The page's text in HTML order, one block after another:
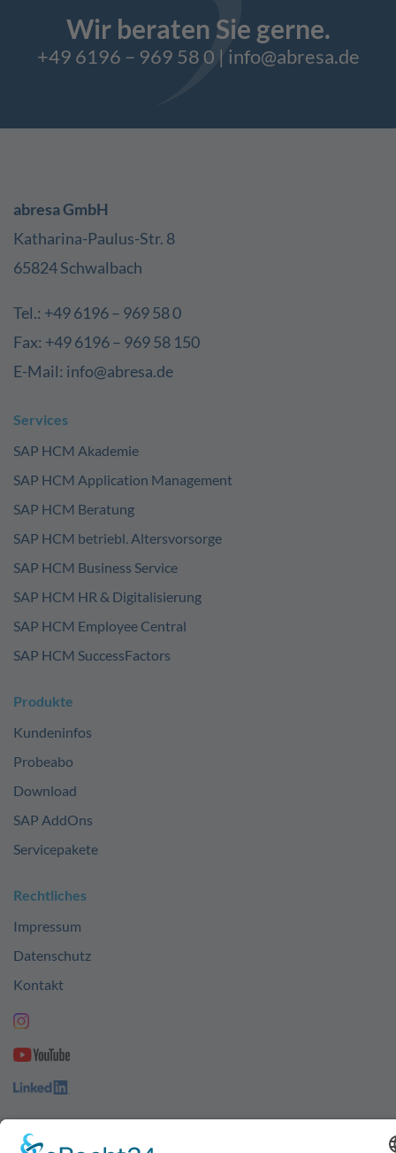
Wir beraten Sie gerne.
+49 6196 – 969 58 0 | info@abresa.de
abresa GmbH
Katharina-Paulus-Str. 8
65824 Schwalbach
Tel.: +49 6196 – 969 58 0
Fax: +49 6196 – 969 58 150
E-Mail: info@abresa.de
Services
SAP HCM Akademie
SAP HCM Application Management
SAP HCM Beratung
SAP HCM betriebl. Altersvorsorge
SAP HCM Business Service
SAP HCM HR & Digitalisierung
SAP HCM Employee Central
SAP HCM SuccessFactors
Produkte
Kundeninfos
Probeabo
Download
SAP AddOns
Servicepakete
Rechtliches
Impressum
Datenschutz
Kontakt